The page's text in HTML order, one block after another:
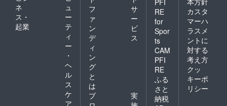
ネ
ス・
起業
ュ
ー
テ
ィ
ー
・
ヘ
ル
ス
ケ
ア
フ
ァ
ン
デ
ィ
ン
グ
と
は
サ
ー
ビ
ス
プ
実
PFI
RE
for
Spor
ts
CAM
PFI
RE
ふる
さと
納税
カスタ
マーハ
ラスメ
ントに
対する
考え方
クッ
キーポ
リシー